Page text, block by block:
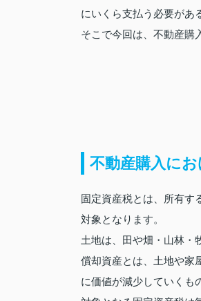
にいくら支払う必要があ
そこで今回は、不動産購
不動産購入に
固定資産税とは、所有す
対象となります。
土地は、田や畑・山林・
償却資産とは、土地や家
に価値が減少していくも